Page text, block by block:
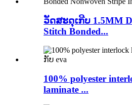
ວັດສະດຸເກີບ 1.5MM
Stitch Bonded...
100% polyester
laminate ...